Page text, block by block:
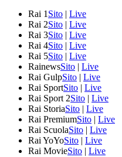
Rai 1 Sito | Live
Rai 2Sito | Live
Rai 3Sito | Live
Rai 4Sito | Live
Rai 5Sito | Live
RainewsSito | Live
Rai GulpSito | Live
Rai SportSito | Live
Rai Sport 2Sito | Live
Rai StoriaSito | Live
Rai PremiumSito | Live
Rai ScuolaSito | Live
Rai YoYoSito | Live
Rai MovieSito | Live